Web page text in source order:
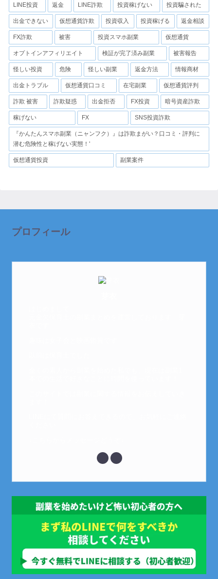
LINE投資 返金 LINE詐欺 投資稼げない 投資騙された
出金できない 仮想通貨詐欺 投資収入 投資稼げる 返金相談
FX詐欺 被害 投資スマホ副業 仮想通貨
オプトインアフィリエイト 検証が完了済み副業 被害報告
怪しい投資 危険 怪しい副業 返金方法 情報商材
出金トラブル 仮想通貨口コミ 在宅副業 仮想通貨評判
詐欺 被害 詐欺疑惑 出金拒否 FX投資 暗号資産詐欺
稼げない FX SNS投資詐欺
『かんたんスマホ副業（ニャンフク）』は詐欺まがい？口コミ・評判に
潜む危険性と稼げない実態！'
仮想通貨投資 副業案件
プロフィール